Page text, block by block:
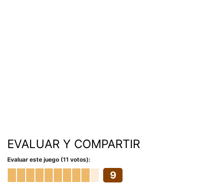
EVALUAR Y COMPARTIR
Evaluar este juego (11 votos):
9